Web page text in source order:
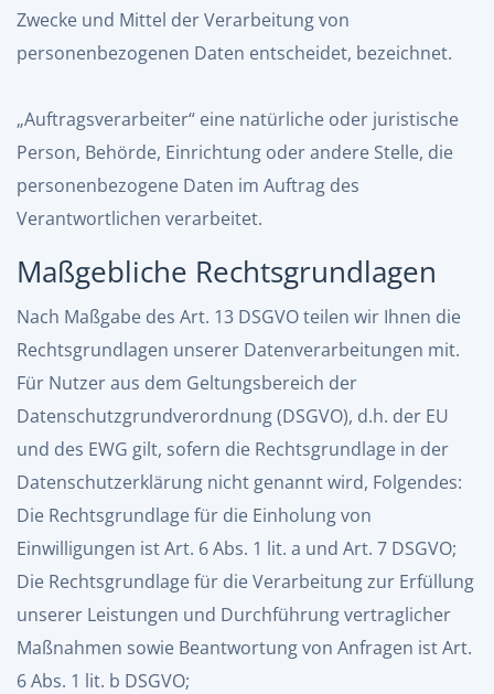
Zwecke und Mittel der Verarbeitung von
personenbezogenen Daten entscheidet, bezeichnet.
„Auftragsverarbeiter“ eine natürliche oder juristische
Person, Behörde, Einrichtung oder andere Stelle, die
personenbezogene Daten im Auftrag des
Verantwortlichen verarbeitet.
Maßgebliche Rechtsgrundlagen
Nach Maßgabe des Art. 13 DSGVO teilen wir Ihnen die
Rechtsgrundlagen unserer Datenverarbeitungen mit.
Für Nutzer aus dem Geltungsbereich der
Datenschutzgrundverordnung (DSGVO), d.h. der EU
und des EWG gilt, sofern die Rechtsgrundlage in der
Datenschutzerklärung nicht genannt wird, Folgendes:
Die Rechtsgrundlage für die Einholung von
Einwilligungen ist Art. 6 Abs. 1 lit. a und Art. 7 DSGVO;
Die Rechtsgrundlage für die Verarbeitung zur Erfüllung
unserer Leistungen und Durchführung vertraglicher
Maßnahmen sowie Beantwortung von Anfragen ist Art.
6 Abs. 1 lit. b DSGVO;